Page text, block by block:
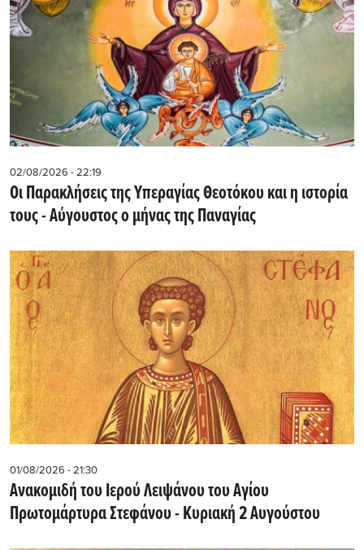
02/08/2026 - 22:19
Οι Παρακλήσεις της Υπεραγίας Θεοτόκου και η ιστορία
τους - Aύγουστος ο μήνας της Παναγίας
01/08/2026 - 21:30
Ανακομιδή του Ιερού Λειψάνου του Αγίου
Πρωτομάρτυρα Στεφάνου - Κυριακή 2 Αυγούστου